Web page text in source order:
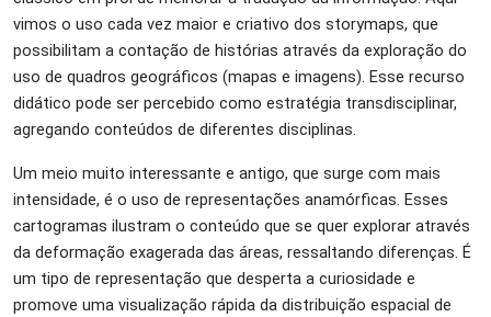
vimos o uso cada vez maior e criativo dos storymaps, que
possibilitam a contação de histórias através da exploração do
uso de quadros geográficos (mapas e imagens). Esse recurso
didático pode ser percebido como estratégia transdisciplinar,
agregando conteúdos de diferentes disciplinas.
Um meio muito interessante e antigo, que surge com mais
intensidade, é o uso de representações anamórficas. Esses
cartogramas ilustram o conteúdo que se quer explorar através
da deformação exagerada das áreas, ressaltando diferenças. É
um tipo de representação que desperta a curiosidade e
promove uma visualização rápida da distribuição espacial de